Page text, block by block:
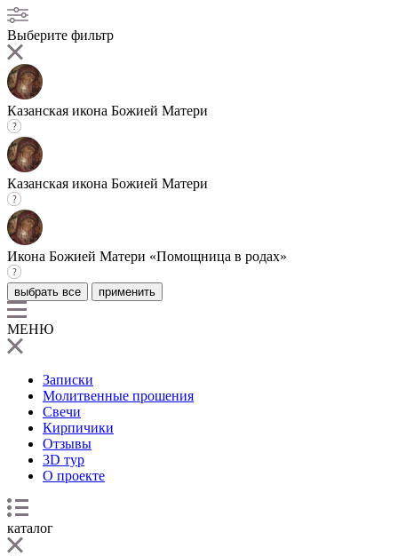
Выберите фильтр
Казанская икона Божией Матери
Казанская икона Божией Матери
Икона Божией Матери «Помощница в родах»
выбрать все применить
МЕНЮ
Записки
Молитвенные прошения
Свечи
Кирпичики
Отзывы
3D тур
О проекте
каталог